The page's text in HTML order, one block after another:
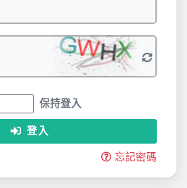
保持登入
登入
忘記密碼